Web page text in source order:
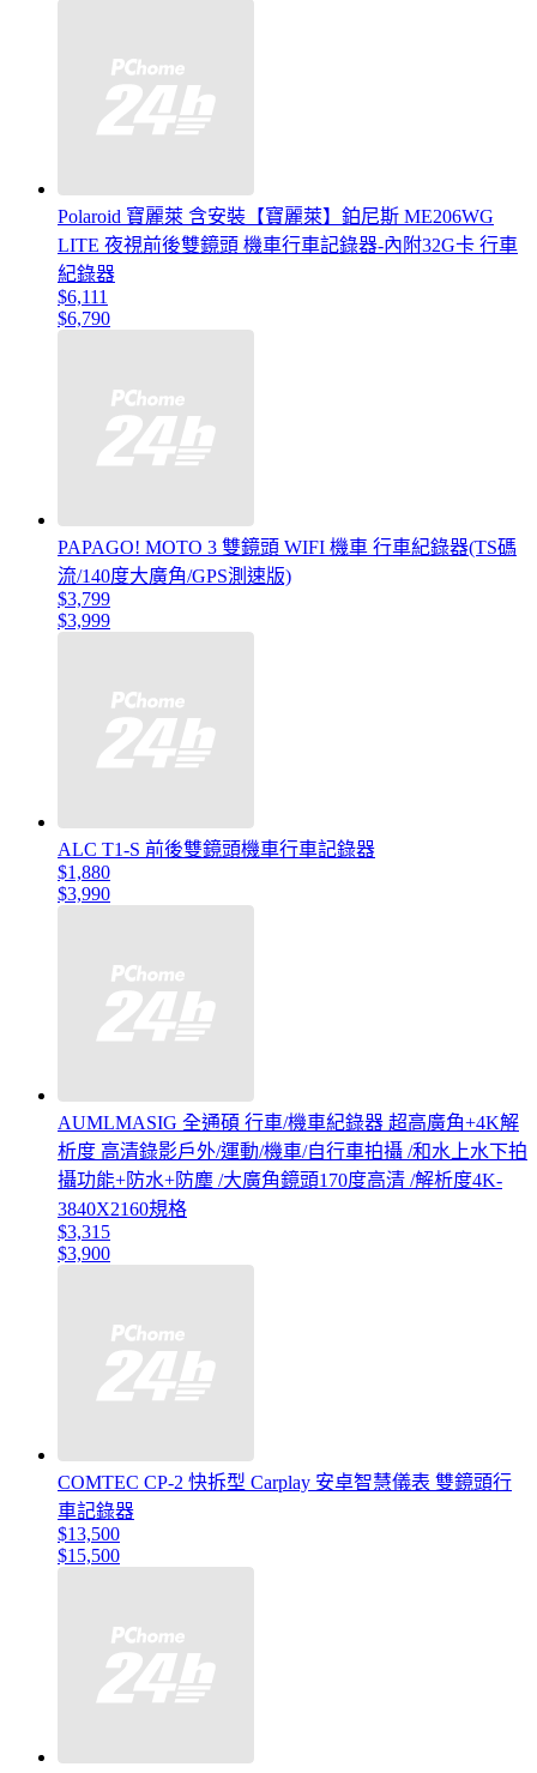
Polaroid 寶麗萊 含安裝【寶麗萊】鉑尼斯 ME206WG
LITE 夜視前後雙鏡頭 機車行車記錄器-內附32G卡 行車
紀錄器
$6,111
$6,790
PAPAGO! MOTO 3 雙鏡頭 WIFI 機車 行車紀錄器(TS碼
流/140度大廣角/GPS測速版)
$3,799
$3,999
ALC T1-S 前後雙鏡頭機車行車記錄器
$1,880
$3,990
AUMLMASIG 全通碩 行車/機車紀錄器 超高廣角+4K解
析度 高清錄影戶外/運動/機車/自行車拍攝 /和水上水下拍
攝功能+防水+防塵 /大廣角鏡頭170度高清 /解析度4K-
3840X2160規格
$3,315
$3,900
COMTEC CP-2 快拆型 Carplay 安卓智慧儀表 雙鏡頭行
車記錄器
$13,500
$15,500